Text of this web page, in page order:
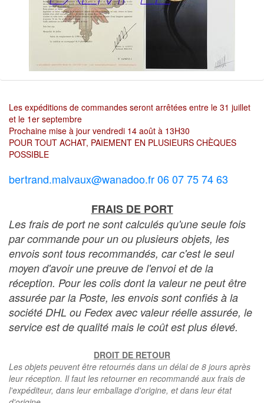
Les expéditions de commandes seront arrêtées entre le 31 juillet
et le 1er septembre
Prochaine mise à jour vendredi 14 août à 13H30
POUR TOUT ACHAT, PAIEMENT EN PLUSIEURS CHÈQUES
POSSIBLE
bertrand.malvaux@wanadoo.fr 06 07 75 74 63
FRAIS DE PORT
Les frais de port ne sont calculés qu'une seule fois
par commande pour un ou plusieurs objets, les
envois sont tous recommandés, car c'est le seul
moyen d'avoir une preuve de l'envoi et de la
réception. Pour les colis dont la valeur ne peut être
assurée par la Poste, les envois sont confiés à la
société DHL ou Fedex avec valeur réelle assurée, le
service est de qualité mais le coût est plus élevé.
DROIT DE RETOUR
Les objets peuvent être retournés dans un délai de 8 jours après
leur réception. Il faut les retourner en recommandé aux frais de
l'expéditeur, dans leur emballage d'origine, et dans leur état